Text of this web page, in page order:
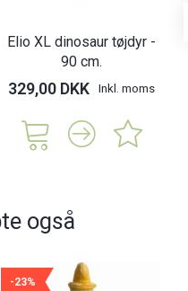
Elio XL dinosaur tøjdyr -
90 cm.
329,00 DKK Inkl. moms
også
-23%